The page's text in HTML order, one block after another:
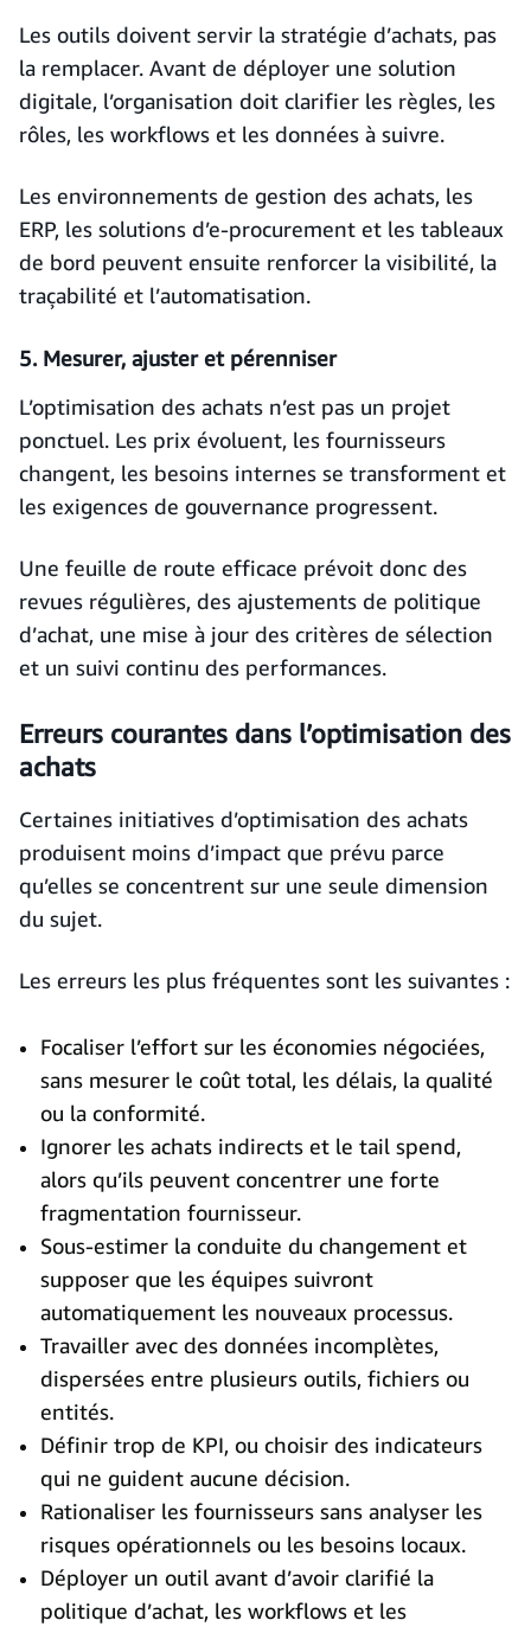
Les outils doivent servir la stratégie d’achats, pas
la remplacer. Avant de déployer une solution
digitale, l’organisation doit clarifier les règles, les
rôles, les workflows et les données à suivre.
Les environnements de gestion des achats, les
ERP, les solutions d’e-procurement et les tableaux
de bord peuvent ensuite renforcer la visibilité, la
traçabilité et l’automatisation.
5. Mesurer, ajuster et pérenniser
L’optimisation des achats n’est pas un projet
ponctuel. Les prix évoluent, les fournisseurs
changent, les besoins internes se transforment et
les exigences de gouvernance progressent.
Une feuille de route efficace prévoit donc des
revues régulières, des ajustements de politique
d’achat, une mise à jour des critères de sélection
et un suivi continu des performances.
Erreurs courantes dans l’optimisation des
achats
Certaines initiatives d’optimisation des achats
produisent moins d’impact que prévu parce
qu’elles se concentrent sur une seule dimension
du sujet.
Les erreurs les plus fréquentes sont les suivantes :
Focaliser l’effort sur les économies négociées,
sans mesurer le coût total, les délais, la qualité
ou la conformité.
Ignorer les achats indirects et le tail spend,
alors qu’ils peuvent concentrer une forte
fragmentation fournisseur.
Sous-estimer la conduite du changement et
supposer que les équipes suivront
automatiquement les nouveaux processus.
Travailler avec des données incomplètes,
dispersées entre plusieurs outils, fichiers ou
entités.
Définir trop de KPI, ou choisir des indicateurs
qui ne guident aucune décision.
Rationaliser les fournisseurs sans analyser les
risques opérationnels ou les besoins locaux.
Déployer un outil avant d’avoir clarifié la
politique d’achat, les workflows et les